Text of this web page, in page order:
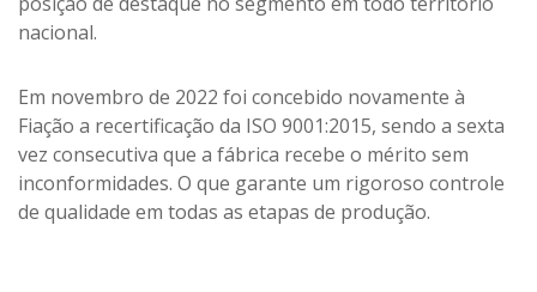
nacional.
Em novembro de 2022 foi concebido novamente à
Fiação a recertificação da ISO 9001:2015, sendo a sexta
vez consecutiva que a fábrica recebe o mérito sem
inconformidades. O que garante um rigoroso controle
de qualidade em todas as etapas de produção.